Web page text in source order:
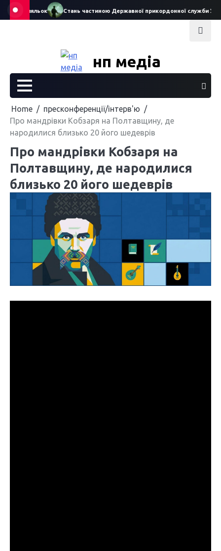
Skip
ляльок Стань частиною Державної прикордонної служби
нп медіа
Home
пресконференції/інтерв'ю
Про мандрівки Кобзаря на Полтавщину, де
народилися близько 20 його шедеврів
Про мандрівки Кобзаря на
Полтавщину, де народилися
близько 20 його шедеврів